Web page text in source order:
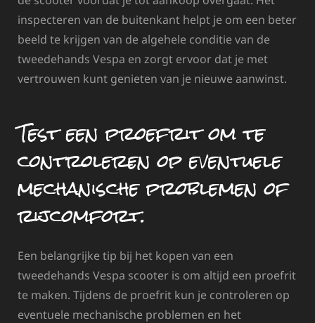
inspecteren van de buitenkant helpt je om een beter
beeld te krijgen van de algehele conditie van de
tweedehands Vespa en zorgt ervoor dat je met
vertrouwen kunt genieten van je nieuwe aanwinst.
Test een proefrit om te
controleren op eventuele
mechanische problemen of
rijcomfort.
Een belangrijke tip bij het kopen van een
tweedehands Vespa scooter is om altijd een proefrit
te maken. Tijdens de proefrit kun je controleren op
eventuele mechanische problemen en het